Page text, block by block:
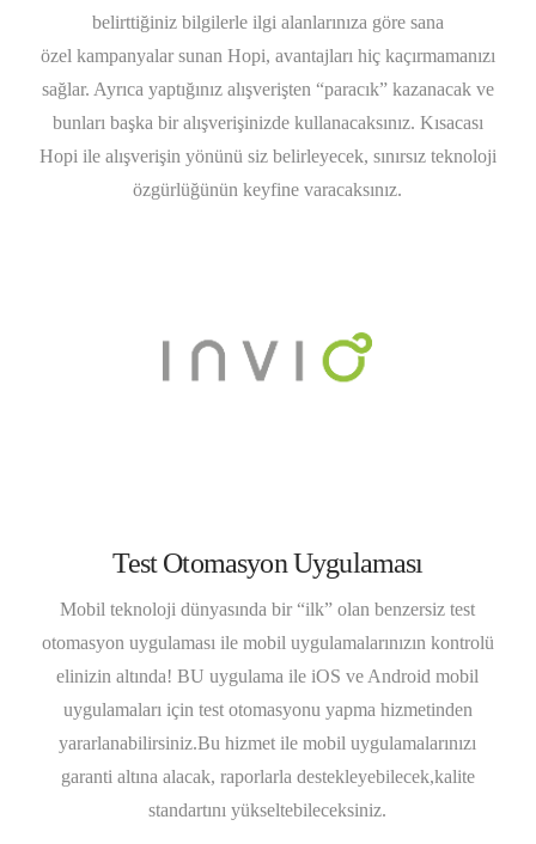
belirttiğiniz bilgilerle ilgi alanlarınıza göre sana
özel kampanyalar sunan Hopi, avantajları hiç kaçırmamanızı
sağlar. Ayrıca yaptığınız alışverişten “paracık” kazanacak ve
bunları başka bir alışverişinizde kullanacaksınız. Kısacası
Hopi ile alışverişin yönünü siz belirleyecek, sınırsız teknoloji
özgürlüğünün keyfine varacaksınız.
Test Otomasyon Uygulaması
Mobil teknoloji dünyasında bir “ilk” olan benzersiz test
otomasyon uygulaması ile mobil uygulamalarınızın kontrolü
elinizin altında! BU uygulama ile iOS ve Android mobil
uygulamaları için test otomasyonu yapma hizmetinden
yararlanabilirsiniz.Bu hizmet ile mobil uygulamalarınızı
garanti altına alacak, raporlarla destekleyebilecek,kalite
standartını yükseltebileceksiniz.